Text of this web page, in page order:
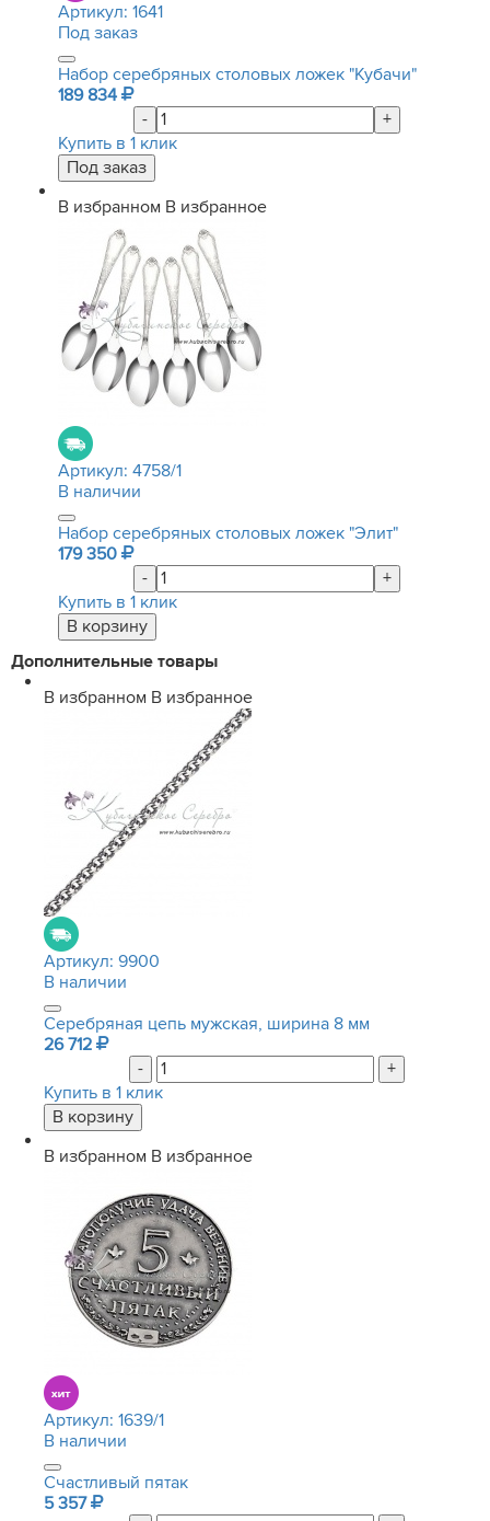
Артикул: 1641
Под заказ
Набор серебряных столовых ложек "Кубачи"
189 834
-
+
Купить в 1 клик
В избранном В избранное
Артикул: 4758/1
В наличии
Набор серебряных столовых ложек "Элит"
179 350
-
+
Купить в 1 клик
Дополнительные товары
В избранном В избранное
Артикул: 9900
В наличии
Серебряная цепь мужская, ширина 8 мм
26 712
-
+
Купить в 1 клик
В избранном В избранное
Артикул: 1639/1
В наличии
Счастливый пятак
5 357